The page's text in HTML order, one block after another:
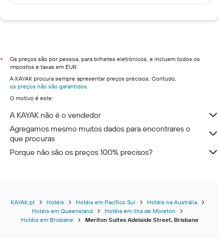
*
Os preços são por pessoa, para bilhetes eletrónicos, e incluem todos os
impostos e taxas em EUR.
A KAYAK procura sempre apresentar preços precisos. Contudo,
os preços não são garantidos.
O motivo é este:
A KAYAK não é o vendedor
Agregamos mesmo muitos dados para encontrares o
que procuras
Porque não são os preços 100% precisos?
KAYAK.pt Hotéis Hotéis em Pacífico Sul
Hotéis na Austrália
Hotéis em Queensland
Hotéis em Ilha de Moreton
Hotéis em Brisbane
Meriton Suites Adelaide Street, Brisbane